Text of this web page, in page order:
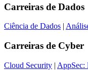
Carreiras de Dados
Ciência de Dados |
Carreiras de Cyber
Cloud Security | AppSec: